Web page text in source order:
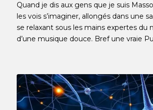
Quand je dis aux gens que je suis
les vois s’imaginer, allongés dans une
se relaxant sous les mains expertes du
d’une musique douce. Bref une vraie